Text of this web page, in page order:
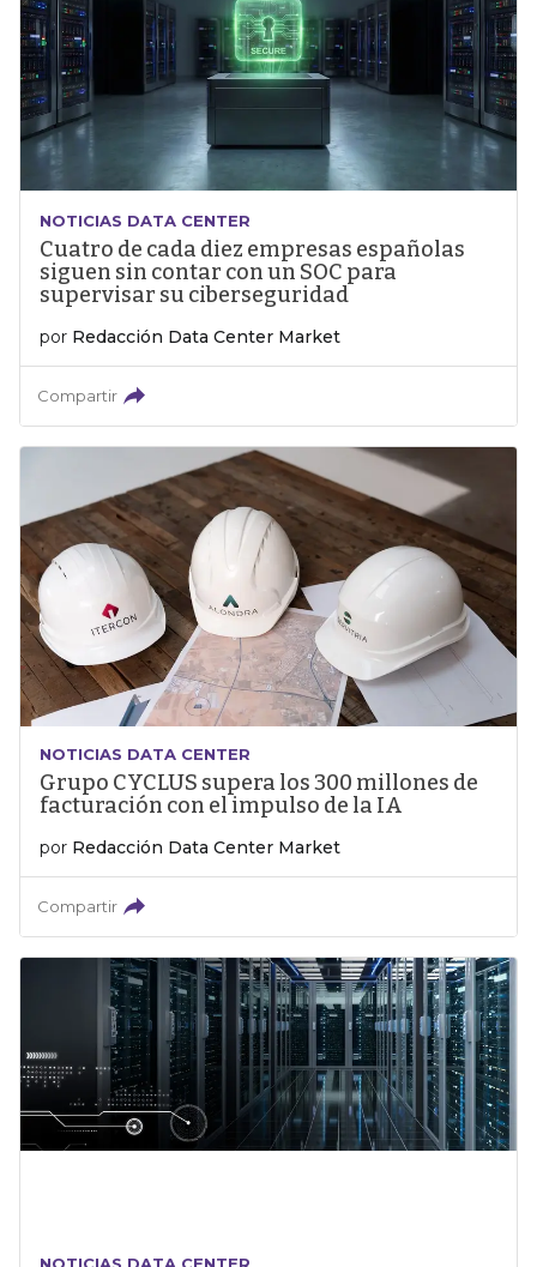
NOTICIAS DATA CENTER
Cuatro de cada diez empresas españolas
siguen sin contar con un SOC para
supervisar su ciberseguridad
por Redacción Data Center Market
Compartir
NOTICIAS DATA CENTER
Grupo CYCLUS supera los 300 millones de
facturación con el impulso de la IA
por Redacción Data Center Market
Compartir